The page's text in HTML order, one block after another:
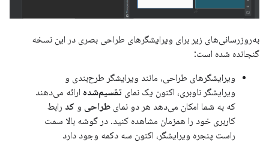
به‌روزرسانی‌های زیر برای ویرایشگرهای طراحی بصری در این نسخه
گنجانده شده است:
ویرایشگرهای طراحی، مانند ویرایشگر طرح‌بندی و
ویرایشگر ناوبری، اکنون یک نمای تقسیم‌شده ارائه می‌دهند
که به شما امکان می‌دهد هر دو نمای طراحی و کد رابط
کاربری خود را همزمان مشاهده کنید. در گوشه بالا سمت
راست پنجره ویرایشگر، اکنون سه دکمه وجود دارد